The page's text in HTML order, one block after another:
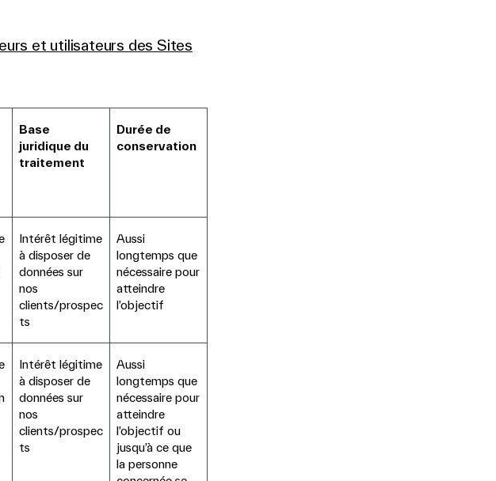
et utilisateurs des Sites
Base
juridique du
traitement
Durée de
conservation
Intérêt légitime
à disposer de
données sur
nos
clients/prospec
ts
Aussi
longtemps que
nécessaire pour
atteindre
l’objectif
Intérêt légitime
à disposer de
données sur
nos
clients/prospec
ts
Aussi
longtemps que
nécessaire pour
atteindre
l’objectif ou
jusqu’à ce que
la personne